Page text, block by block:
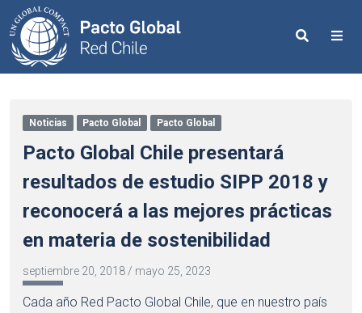
Search
Noticias Pacto Global Pacto Global
Pacto Global Chile presentará
resultados de estudio SIPP 2018 y
reconocerá a las mejores prácticas
en materia de sostenibilidad
septiembre 20, 2018 / mayo 25, 2023
Cada año Red Pacto Global Chile, que en nuestro país